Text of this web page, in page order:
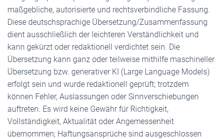
maßgebliche, autorisierte und rechtsverbindliche Fassung.
Diese deutschsprachige Übersetzung/Zusammenfassung
dient ausschließlich der leichteren Verständlichkeit und
kann gekürzt oder redaktionell verdichtet sein. Die
Übersetzung kann ganz oder teilweise mithilfe maschineller
Übersetzung bzw. generativer KI (Large Language Models)
erfolgt sein und wurde redaktionell geprüft; trotzdem
können Fehler, Auslassungen oder Sinnverschiebungen
auftreten. Es wird keine Gewähr für Richtigkeit,
Vollständigkeit, Aktualität oder Angemessenheit
übernommen; Haftungsansprüche sind ausgeschlossen